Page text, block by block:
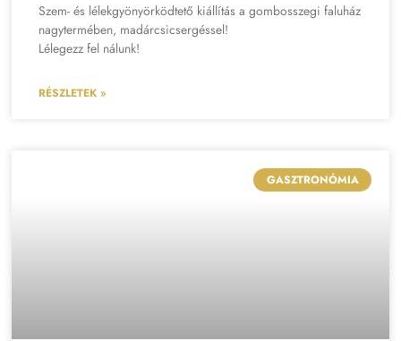
Szem- és lélekgyönyörködtető kiállítás a gombosszegi faluház
nagytermében, madárcsicsergéssel!
Lélegezz fel nálunk!
RÉSZLETEK »
GASZTRONÓMIA